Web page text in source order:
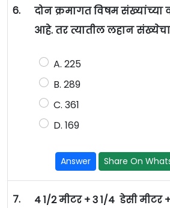
6.
दोन क्रमागत विषम संख्यांच्या
आहे. तर त्यातील लहान संख्येचा
A. 225
B. 289
C. 361
D. 169
Answer Share On
7.
4 1/2 मीटर + 3 1/4 डेसी मीटर